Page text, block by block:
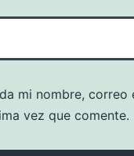
mi nombre,
vez que comente.